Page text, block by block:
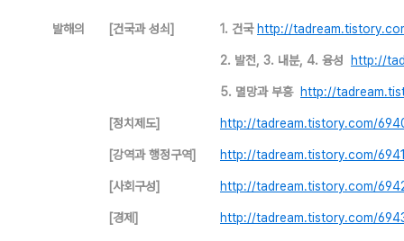
발해의 [건국과 성쇠] 1. 건국 http://
2. 발전, 3. 내분, 4. 융성 http://
5. 멸망과 부흥 http://
[정치제도] http://tadream.tistory.com/
[강역과 행정구역] http://tadream.tistory.com/
[사회구성] http://tadream.tistory.com/
[경제] http://tadream.tistory.com/